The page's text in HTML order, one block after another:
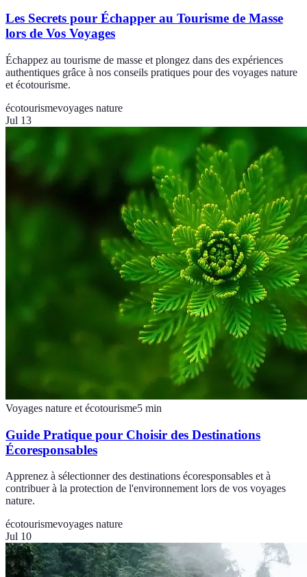
Les Secrets pour Échapper au Tourisme de Masse
lors de Vos Voyages
Échappez au tourisme de masse et plongez dans des expériences
authentiques grâce à nos conseils pratiques pour des voyages nature
et écotourisme.
écotourismevoyages nature
Jul 13
Voyages nature et écotourisme5 min
Guide Pratique pour Choisir des Destinations
Écoresponsables
Apprenez à sélectionner des destinations écoresponsables et à
contribuer à la protection de l'environnement lors de vos voyages
nature.
écotourismevoyages nature
Jul 10